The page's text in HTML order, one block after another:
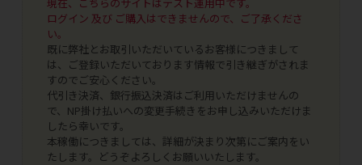
ログイン 及び ご購入はできませんので、ご了承くださ
い。
既に弊社とお取引いただいているお客様につきまして
は、ご登録いただいております情報で引き継ぎがされま
すのでご安心ください。
代引き決済、銀行振込決済はご利用いただけませんの
で、NP掛け払いへの変更手続きをお申し込みいただけま
したら幸いです。
本稼働につきましては、詳細が決まり次第にご案内をい
たします。どうぞよろしくお願いいたします。